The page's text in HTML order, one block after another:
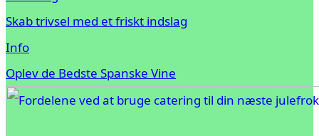
Skab trivsel med et friskt indslag
Info
Oplev de Bedste Spanske Vine